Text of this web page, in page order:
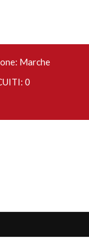
Marche
0